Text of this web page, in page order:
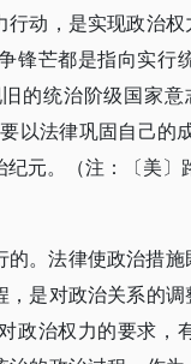
动，是实现政治
锋芒都是指向实行
的统治阶级国家
以法律巩固自己的
元。（注：〔美〕
。法律使政治措
是对政治关系的
政治权力的要求，